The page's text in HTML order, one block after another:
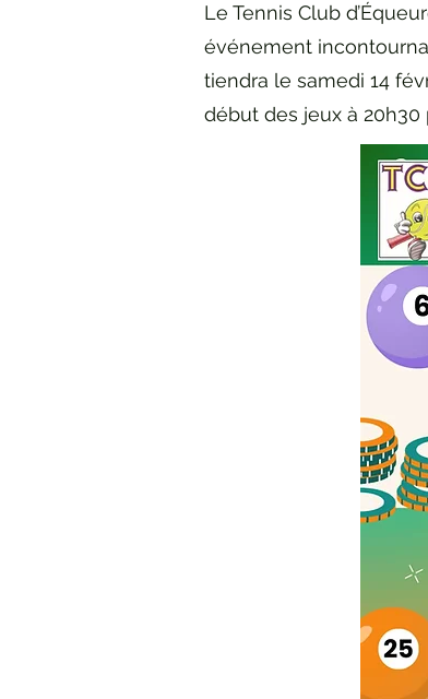
Le Tennis Club
événement
tiendra le samedi 14
début des jeux à 20h30